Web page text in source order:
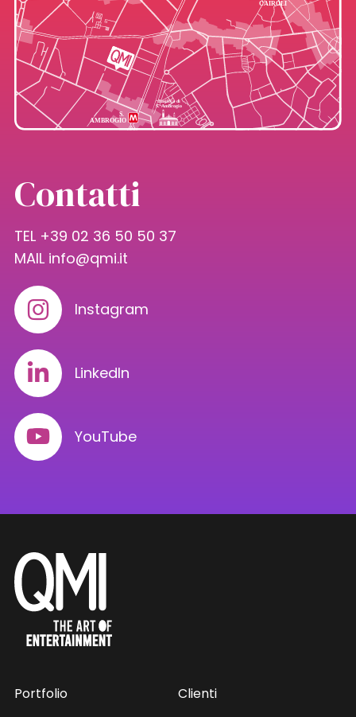
Contatti
TEL +39 02 36 50 50 37
MAIL info@qmi.it
Instagram
LinkedIn
YouTube
Portfolio
Clienti